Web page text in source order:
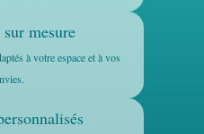
mesure
à votre espace et à vos